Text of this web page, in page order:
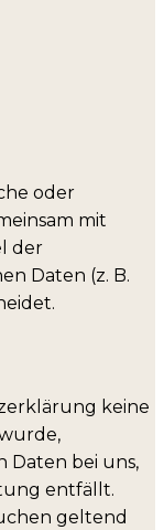
oder
mit
der
Daten (z. B.
keine
Daten bei uns,
entfällt.
geltend